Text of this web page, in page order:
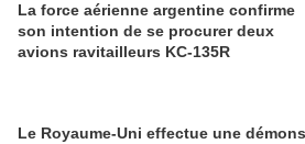
La force aérienne argentine confirme
son intention de se procurer deux
avions ravitailleurs KC-135R
Le Royaume-Uni effectue une